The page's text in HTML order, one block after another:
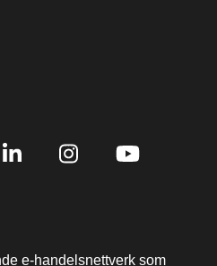
e-handelsnettverk som